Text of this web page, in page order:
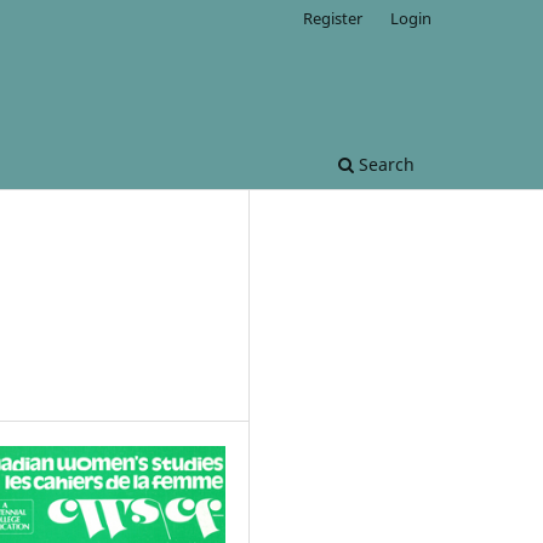
Search
Register Login